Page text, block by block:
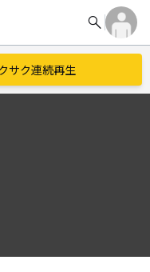
search
サク連続再生